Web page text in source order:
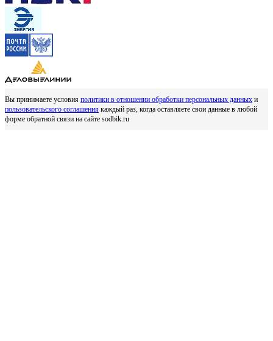
Вы принимаете условия политики в отношении обработки персональных данных и
пользовательского соглашения каждый раз, когда оставляете свои данные в любой
форме обратной связи на сайте sodbik.ru